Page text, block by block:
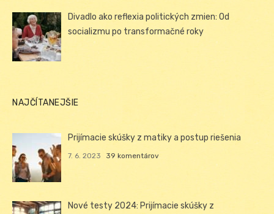
Divadlo ako reflexia politických zmien: Od
socializmu po transformačné roky
NAJČÍTANEJŠIE
Prijímacie skúšky z matiky a postup riešenia
7. 6. 2023 39 komentárov
Nové testy 2024: Prijímacie skúšky z